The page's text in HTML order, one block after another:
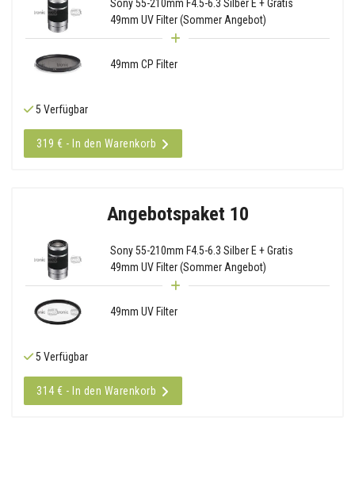
Sony 55-210mm F4.5-6.3 Silber E + Gratis
49mm UV Filter (Sommer Angebot)
49mm CP Filter
5 Verfügbar
319 € - In den Warenkorb
Angebotspaket 10
Sony 55-210mm F4.5-6.3 Silber E + Gratis
49mm UV Filter (Sommer Angebot)
49mm UV Filter
5 Verfügbar
314 € - In den Warenkorb